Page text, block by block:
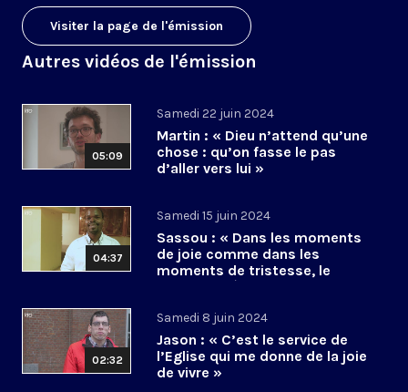
Visiter la page de l'émission
Autres vidéos de l'émission
05:09
Samedi 22 juin 2024
Martin : « Dieu n’attend qu’une
chose : qu’on fasse le pas
d’aller vers lui »
04:37
Samedi 15 juin 2024
Sassou : « Dans les moments
de joie comme dans les
moments de tristesse, le
Christ est là »
02:32
Samedi 8 juin 2024
Jason : « C’est le service de
l’Eglise qui me donne de la joie
de vivre »